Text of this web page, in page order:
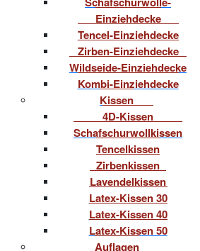
Einziehdecke
Tencel-Einziehdecke
Zirben-Einziehdecke
Wildseide-Einziehdecke
Kombi-Einziehdecke
Kissen
4D-Kissen
Schafschurwollkissen
Tencelkissen
Zirbenkissen
Lavendelkissen
Latex-Kissen 30
Latex-Kissen 40
Latex-Kissen 50
Auflagen